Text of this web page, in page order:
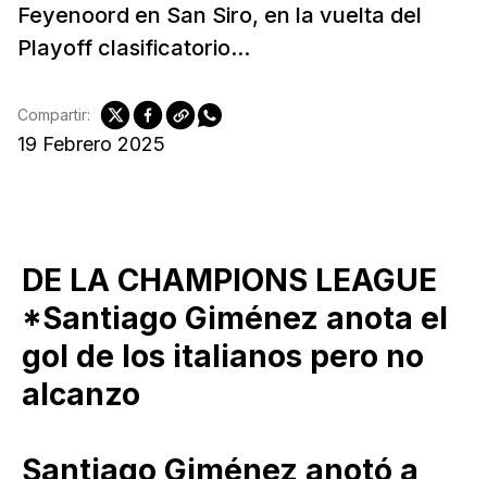
Feyenoord en San Siro, en la vuelta del
Playoff clasificatorio...
19 Febrero 2025
Compartir:
DE LA CHAMPIONS LEAGUE
*Santiago Giménez anota el
gol de los italianos pero no
alcanzo
Santiago Giménez anotó a